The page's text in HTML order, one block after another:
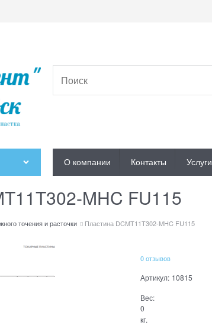
О компании Контакты Услуги
MHC FU115
точения и расточки Пластина DCMT11T302-MHC FU115
0 отзывов
Артикул: 10815
Вес:
0
кг.